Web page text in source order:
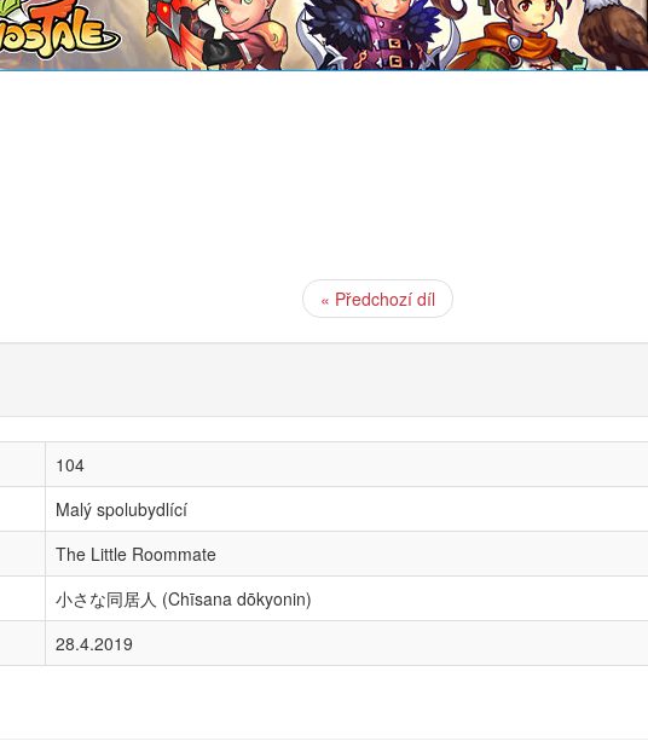
« Předchozí díl
104
Malý spolubydlící
The Little Roommate
小さな同居人 (Chīsana dōkyonin)
28.4.2019